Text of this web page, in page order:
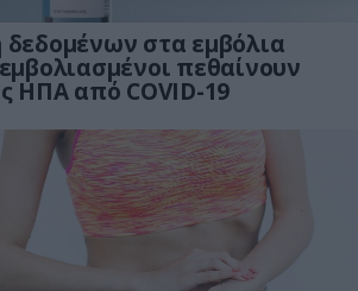
στα εμβόλια
πεθαίνουν
ΗΠΑ από COVID-19